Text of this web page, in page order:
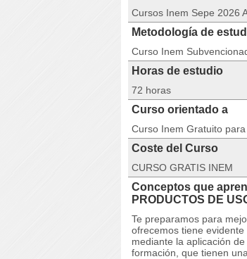
Cursos Inem Sepe 2026
Metodología de
Curso Inem
Horas de estudio
72 horas
Curso orientado a
Curso Inem Gratuito
Coste del Curso
CURSO GRATIS INEM
Conceptos que
PRODUCTOS DE
Te preparamos para
ofrecemos tiene
mediante la aplicación
formación, que tienen